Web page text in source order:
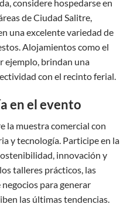
considere hospedarse en
de Ciudad Salitre,
una excelente variedad de
Alojamientos como el
ejemplo, brindan una
con el recinto ferial.
en el evento
la muestra comercial con
y tecnología. Participe en la
innovación y
talleres prácticos, las
para generar
las últimas tendencias.